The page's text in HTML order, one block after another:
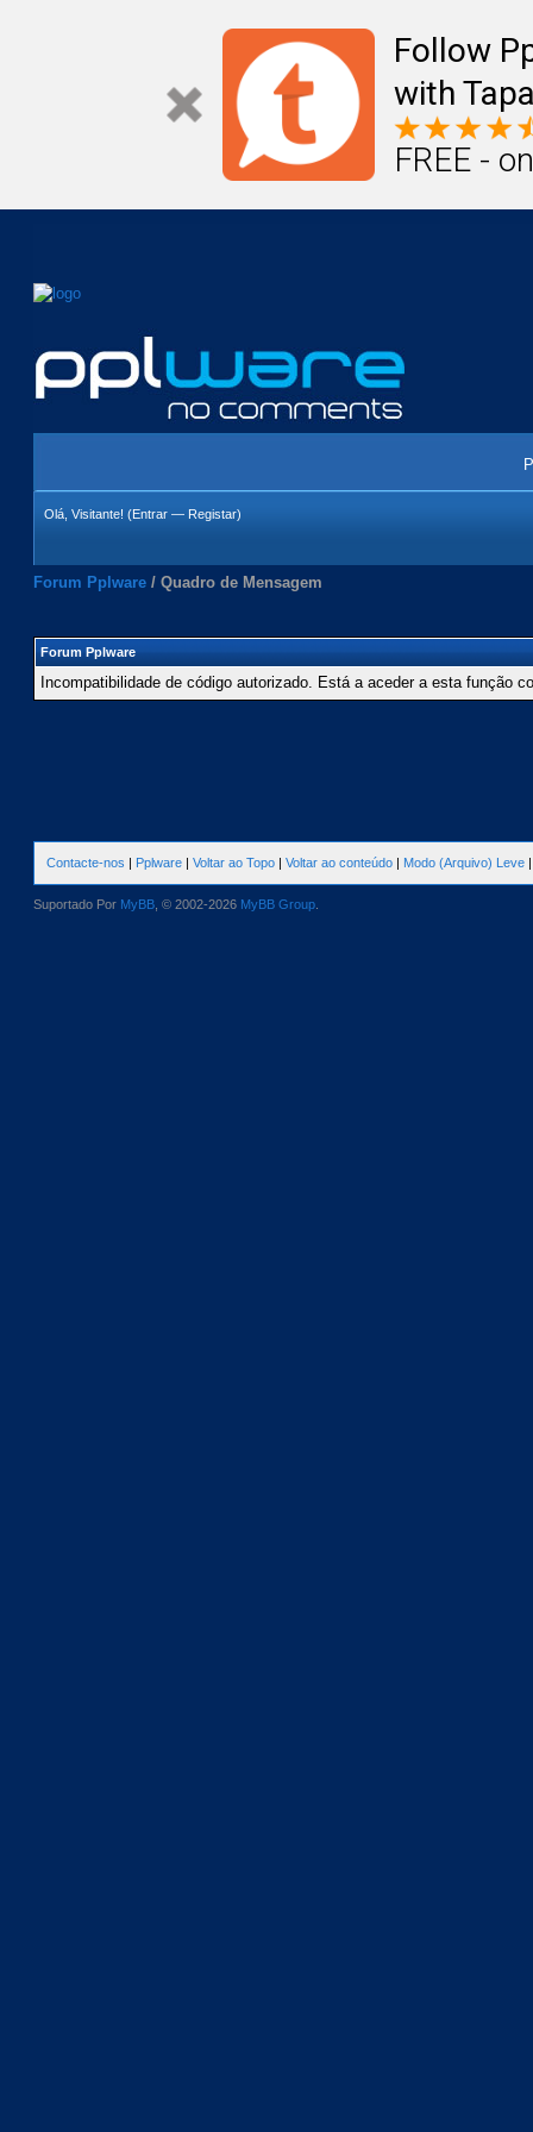
Follow
with
FREE -
Olá, Visitante! (Entrar — Registar)
Forum Pplware / Quadro de Mensagem
Forum Pplware
Incompatibilidade de código autorizado. Está a aceder a esta função
Contacte-nos | Pplware | Voltar ao Topo | Voltar ao conteúdo | Modo (Arquivo) Leve
Suportado Por MyBB , © 2002-2026 MyBB Group